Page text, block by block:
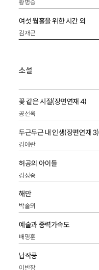
황병승
여섯 웜홀을 위한 시간 외
김재근
소설
꽃 같은 시절(장편연재 4)
공선옥
두근두근 내 인생(장편연재 3)
김애란
허공의 아이들
김성중
해만
박솔뫼
예술과 중력가속도
배명훈
납작쿵
이반장